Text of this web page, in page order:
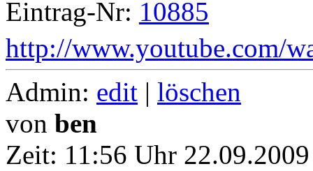
Eintrag-Nr: 10885
http://www.youtube.com/
Admin: edit | löschen
von ben
Zeit: 11:56 Uhr